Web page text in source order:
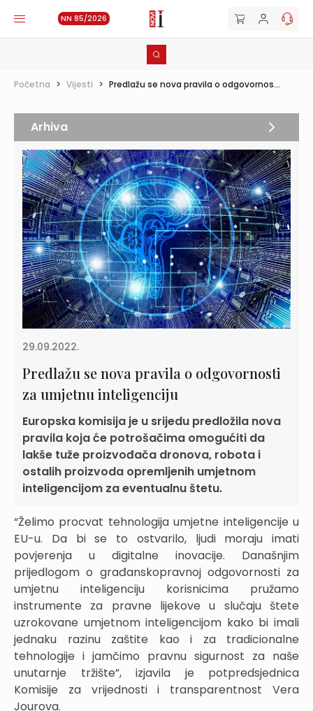
NN 85/2026
Početna > Vijesti > Predlažu se nova pravila o odgovornos...
29.09.2022.
Predlažu se nova pravila o odgovornosti
za umjetnu inteligenciju
Europska komisija je u srijedu predložila nova
pravila koja će potrošačima omogućiti da
lakše tuže proizvođača dronova, robota i
ostalih proizvoda opremljenih umjetnom
inteligencijom za eventualnu štetu.
“Želimo procvat tehnologija umjetne inteligencije u
EU-u. Da bi se to ostvarilo, ljudi moraju imati
povjerenja u digitalne inovacije. Današnjim
prijedlogom o građanskopravnoj odgovornosti za
umjetnu inteligenciju korisnicima pružamo
instrumente za pravne lijekove u slučaju štete
uzrokovane umjetnom inteligencijom kako bi imali
jednaku razinu zaštite kao i za tradicionalne
tehnologije i jamčimo pravnu sigurnost za naše
unutarnje tržište”, izjavila je potpredsjednica
Komisije za vrijednosti i transparentnost Vera
Jourova.
Arhiva